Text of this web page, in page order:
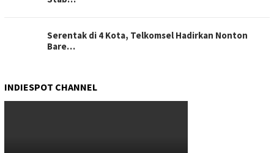
Serentak di 4 Kota, Telkomsel Hadirkan Nonton
Bare…
INDIESPOT CHANNEL